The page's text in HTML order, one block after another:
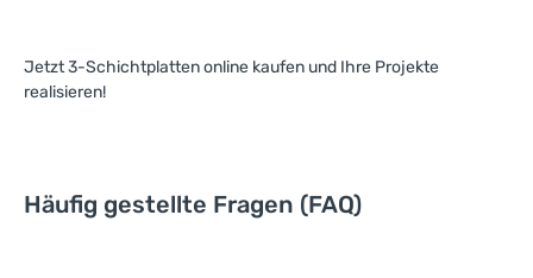
Jetzt 3-Schichtplatten online kaufen und Ihre Projekte
realisieren!
Häufig gestellte Fragen (FAQ)